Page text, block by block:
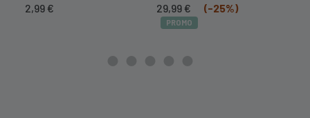
2,99€
Il
prezzo
originale
39,99 €.
29,99€
prezzo
(-25%)
PROMO